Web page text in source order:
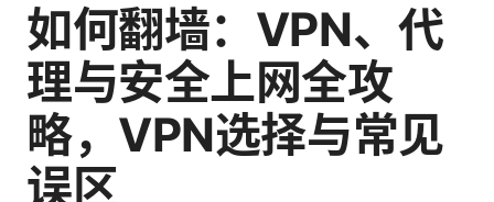
如何翻墙：VPN、代
理与安全上网全攻
略，VPN选择与常见
误区